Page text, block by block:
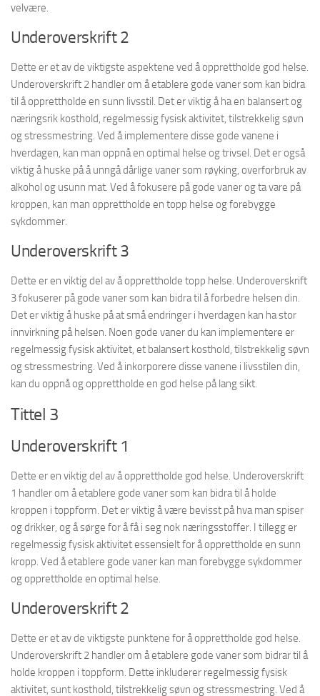
velvære.
Underoverskrift 2
Dette er et av de viktigste aspektene ved å opprettholde god helse.
Underoverskrift 2 handler om å etablere gode vaner som kan bidra
til å opprettholde en sunn livsstil. Det er viktig å ha en balansert og
næringsrik kosthold, regelmessig fysisk aktivitet, tilstrekkelig søvn
og stressmestring. Ved å implementere disse gode vanene i
hverdagen, kan man oppnå en optimal helse og trivsel. Det er også
viktig å huske på å unngå dårlige vaner som røyking, overforbruk av
alkohol og usunn mat. Ved å fokusere på gode vaner og ta vare på
kroppen, kan man opprettholde en topp helse og forebygge
sykdommer.
Underoverskrift 3
Dette er en viktig del av å opprettholde topp helse. Underoverskrift
3 fokuserer på gode vaner som kan bidra til å forbedre helsen din.
Det er viktig å huske på at små endringer i hverdagen kan ha stor
innvirkning på helsen. Noen gode vaner du kan implementere er
regelmessig fysisk aktivitet, et balansert kosthold, tilstrekkelig søvn
og stressmestring. Ved å inkorporere disse vanene i livsstilen din,
kan du oppnå og opprettholde en god helse på lang sikt.
Tittel 3
Underoverskrift 1
Dette er en viktig del av å opprettholde god helse. Underoverskrift
1 handler om å etablere gode vaner som kan bidra til å holde
kroppen i toppform. Det er viktig å være bevisst på hva man spiser
og drikker, og å sørge for å få i seg nok næringsstoffer. I tillegg er
regelmessig fysisk aktivitet essensielt for å opprettholde en sunn
kropp. Ved å etablere gode vaner kan man forebygge sykdommer
og opprettholde en optimal helse.
Underoverskrift 2
Dette er et av de viktigste punktene for å opprettholde god helse.
Underoverskrift 2 handler om å etablere gode vaner som bidrar til å
holde kroppen i toppform. Dette inkluderer regelmessig fysisk
aktivitet, sunt kosthold, tilstrekkelig søvn og stressmestring. Ved å